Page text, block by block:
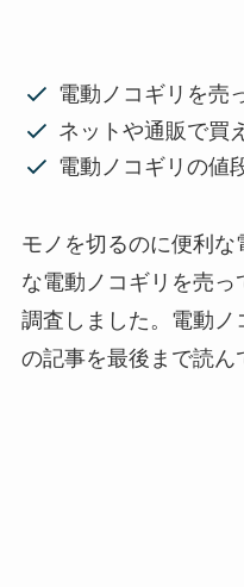
電動ノコギリを売
ネットや通販で買
電動ノコギリの値
モノを切るのに便利
な電動ノコギリを売
調査しました。電動ノ
の記事を最後まで読ん